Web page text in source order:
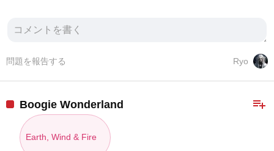
Ryo
問題を報告する
playlist_add
Boogie Wonderland
Earth, Wind & Fire